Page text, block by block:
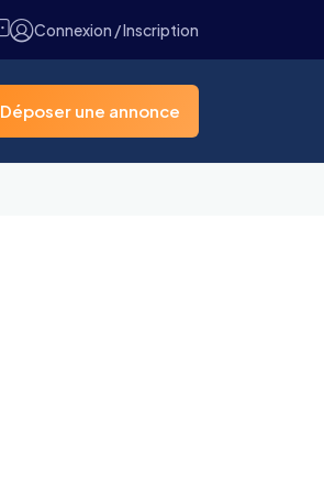
Connexion / Inscription
Déposer une annonce